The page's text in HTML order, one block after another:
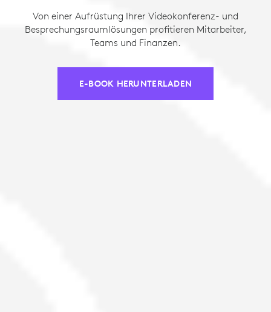
Von einer Aufrüstung Ihrer Videokonferenz- und
Besprechungsraumlösungen profitieren Mitarbeiter,
Teams und Finanzen.
E-BOOK HERUNTERLADEN